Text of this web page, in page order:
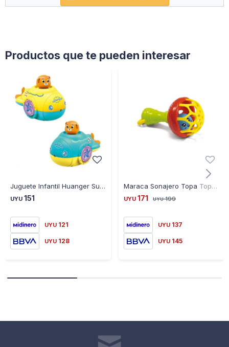
Productos que te pueden interesar
Juguete Infantil Huanger Submarino
UYU 151
UYU 121
UYU 128
Maraca Sonajero Topa Topa Baby 620/03
UYU 171 UYU 199
UYU 137
UYU 145